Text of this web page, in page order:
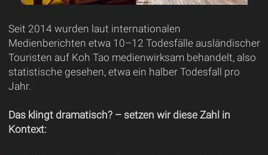
Seit 2014 wurden laut internationalen
Medienberichten etwa 10–12 Todesfälle ausländischer
Touristen auf Koh Tao medienwirksam behandelt, also
statistische gesehen, etwa ein halber Todesfall pro
Jahr.
Das klingt dramatisch? – setzen wir diese Zahl in
Kontext: